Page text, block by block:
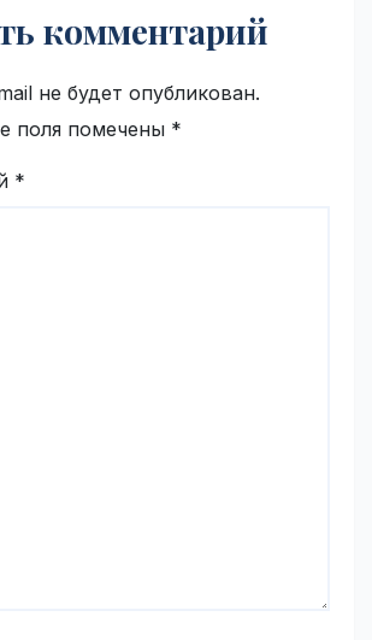
комментарий
не будет опубликован.
поля помечены *
*